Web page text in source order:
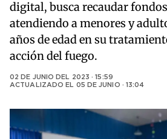
digital, busca recaudar
atendiendo a menores y
años de edad en su
acción del fuego.
02 DE JUNIO DEL 2023 · 15:59
ACTUALIZADO EL 05 DE JUNIO · 13:04